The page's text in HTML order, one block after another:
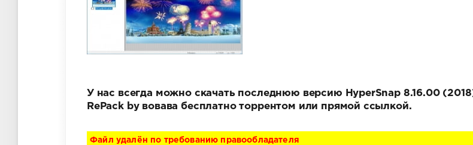
У нас всегда можно скачать последнюю версию HyperSnap 8.16.00 (2018)
RePack by вовава бесплатно торрентом или прямой ссылкой.
Файл удалён по требованию правообладателя